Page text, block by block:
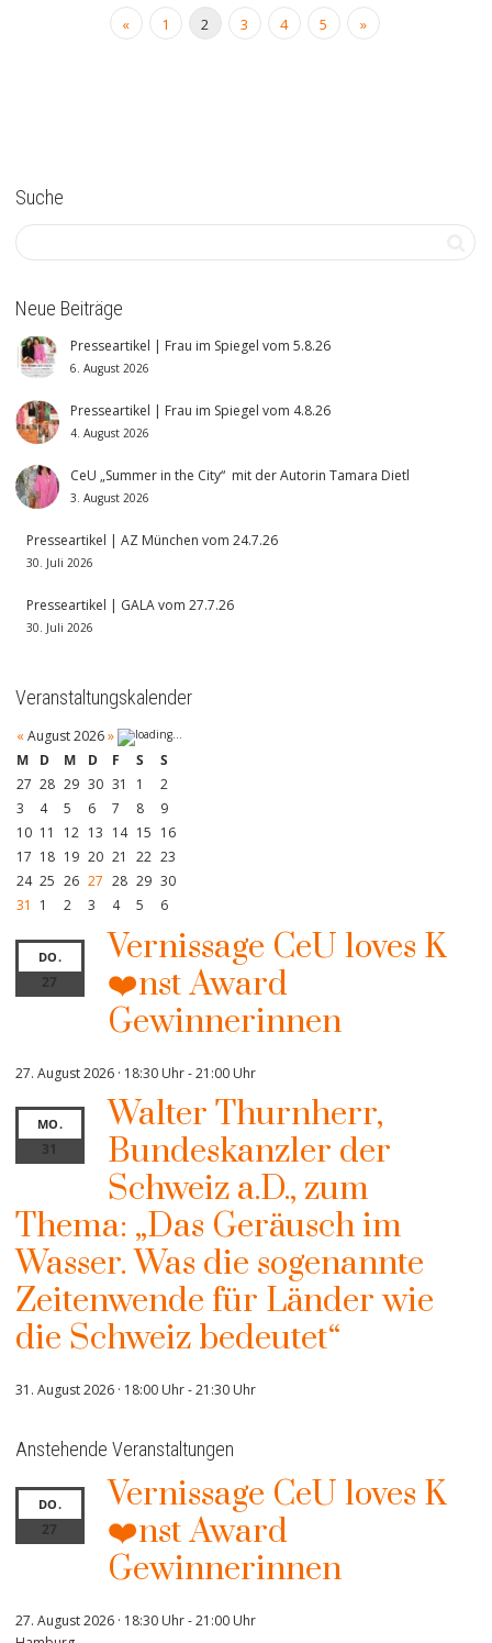
« 1 2 3 4 5 »
Suche
Neue Beiträge
Presseartikel | Frau im Spiegel vom 5.8.26
6. August 2026
Presseartikel | Frau im Spiegel vom 4.8.26
4. August 2026
CeU „Summer in the City“ mit der Autorin Tamara Dietl
3. August 2026
Presseartikel | AZ München vom 24.7.26
30. Juli 2026
Presseartikel | GALA vom 27.7.26
30. Juli 2026
Veranstaltungskalender
« August 2026»
M
D M D F S
S
27 28 29 30 31 1
2
3
4 5 6 7 8
9
10 11 12 13 14 15 16
17 18 19 20 21 22 23
24 25 26 27 28 29 30
31
1 2 3 4 5 6
DO.
27
Vernissage CeU loves K
❤️nst Award
Gewinnerinnen
27. August 2026 · 18:30 Uhr-21:00 Uhr
MO.
31
Walter Thurnherr,
Bundeskanzler der
Schweiz a.D., zum
Thema: „Das Geräusch im
Wasser. Was die sogenannte
Zeitenwende für Länder wie
die Schweiz bedeutet“
31. August 2026 · 18:00 Uhr-21:30 Uhr
Anstehende Veranstaltungen
DO.
27
Vernissage CeU loves K
❤️nst Award
Gewinnerinnen
27. August 2026 · 18:30 Uhr-21:00 Uhr